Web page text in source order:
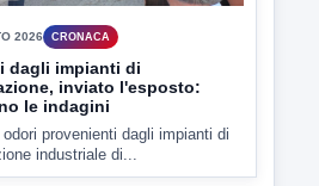
2026 CRONACA
dagli impianti di
inviato l'esposto: